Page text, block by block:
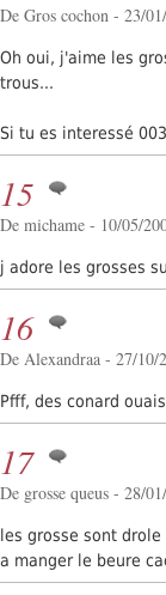
De Gros cochon - 23/
Oh oui, j'aime les
trous...
Si tu es interessé
15
De michame - 10/05/
j adore les grosses
16
De Alexandraa - 27/10/
Pfff, des conard
17
De grosse queus - 28/
les grosse sont
a manger le beure